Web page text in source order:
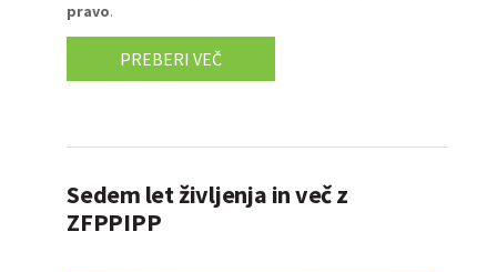
pravo.
PREBERI VEČ
Sedem let življenja in več z
ZFPPIPP